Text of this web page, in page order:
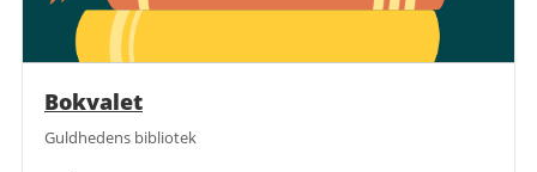
Bokvalet
Guldhedens bibliotek